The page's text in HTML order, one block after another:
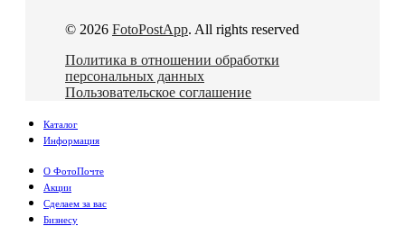
© 2026 FotoPostApp. All rights reserved
Политика в отношении обработки
персональных данных
Пользовательское соглашение
Каталог
Информация
О ФотоПочте
Акции
Сделаем за вас
Бизнесу